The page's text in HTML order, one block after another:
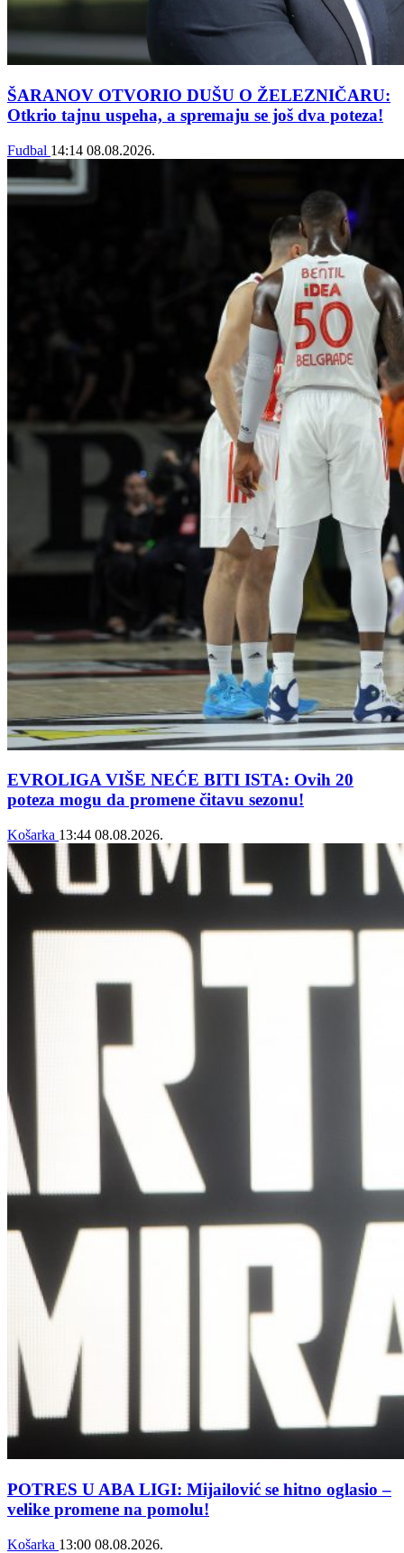
ŠARANOV OTVORIO DUŠU O ŽELEZNIČARU:
Otkrio tajnu uspeha, a spremaju se još dva poteza!
Fudbal 14:14 08.08.2026.
EVROLIGA VIŠE NEĆE BITI ISTA: Ovih 20
poteza mogu da promene čitavu sezonu!
Košarka 13:44 08.08.2026.
POTRES U ABA LIGI: Mijailović se hitno oglasio –
velike promene na pomolu!
Košarka 13:00 08.08.2026.